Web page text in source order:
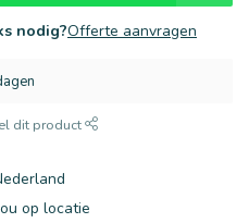
nodig?Offerte aanvragen
dit product
op locatie